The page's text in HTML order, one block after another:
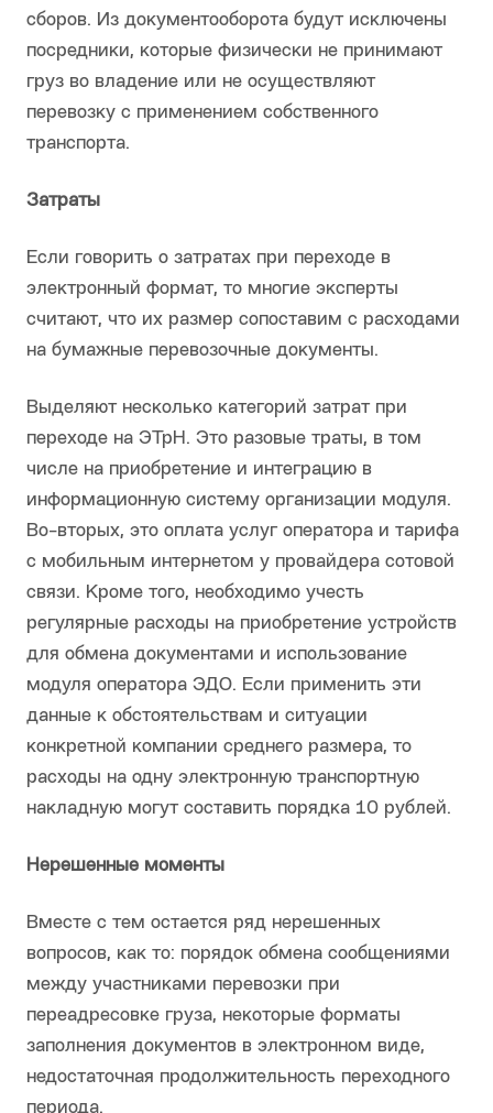
сборов. Из документооборота будут исключены
посредники, которые физически не принимают
груз во владение или не осуществляют
перевозку с применением собственного
транспорта.
Затраты
Если говорить о затратах при переходе в
электронный формат, то многие эксперты
считают, что их размер сопоставим с расходами
на бумажные перевозочные документы.
Выделяют несколько категорий затрат при
переходе на ЭТрН. Это разовые траты, в том
числе на приобретение и интеграцию в
информационную систему организации модуля.
Во-вторых, это оплата услуг оператора и тарифа
с мобильным интернетом у провайдера сотовой
связи. Кроме того, необходимо учесть
регулярные расходы на приобретение устройств
для обмена документами и использование
модуля оператора ЭДО. Если применить эти
данные к обстоятельствам и ситуации
конкретной компании среднего размера, то
расходы на одну электронную транспортную
накладную могут составить порядка 10 рублей.
Нерешенные моменты
Вместе с тем остается ряд нерешенных
вопросов, как то: порядок обмена сообщениями
между участниками перевозки при
переадресовке груза, некоторые форматы
заполнения документов в электронном виде,
недостаточная продолжительность переходного
периода.